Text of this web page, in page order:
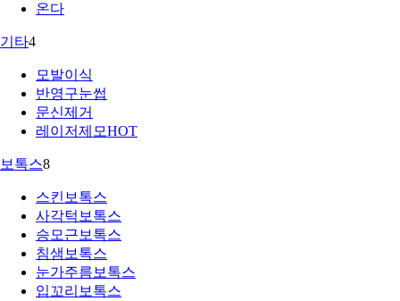
온다
기타4
모발이식
반영구눈썹
문신제거
레이저제모HOT
보톡스8
스킨보톡스
사각턱보톡스
승모근보톡스
침샘보톡스
눈가주름보톡스
입꼬리보톡스